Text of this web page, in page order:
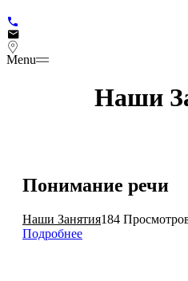
Menu
Наши
Понимание речи
Наши Занятия184
Подробнее